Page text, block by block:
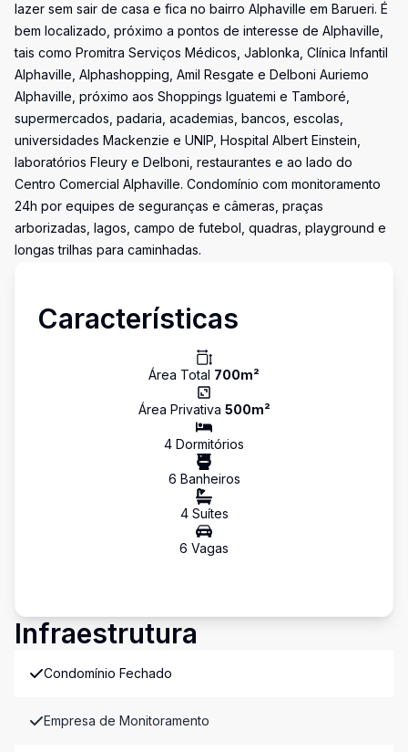
lazer sem sair de casa e fica no bairro Alphaville em Barueri. É
bem localizado, próximo a pontos de interesse de Alphaville,
tais como Promitra Serviços Médicos, Jablonka, Clínica Infantil
Alphaville, Alphashopping, Amil Resgate e Delboni Auriemo
Alphaville, próximo aos Shoppings Iguatemi e Tamboré,
supermercados, padaria, academias, bancos, escolas,
universidades Mackenzie e UNIP, Hospital Albert Einstein,
laboratórios Fleury e Delboni, restaurantes e ao lado do
Centro Comercial Alphaville. Condomínio com monitoramento
24h por equipes de seguranças e câmeras, praças
arborizadas, lagos, campo de futebol, quadras, playground e
longas trilhas para caminhadas.
Características
Área Total 700m²
Área Privativa 500m²
4 Dormitórios
6 Banheiros
4Suítes
6 Vagas
Infraestrutura
Condomínio Fechado
Empresa de Monitoramento